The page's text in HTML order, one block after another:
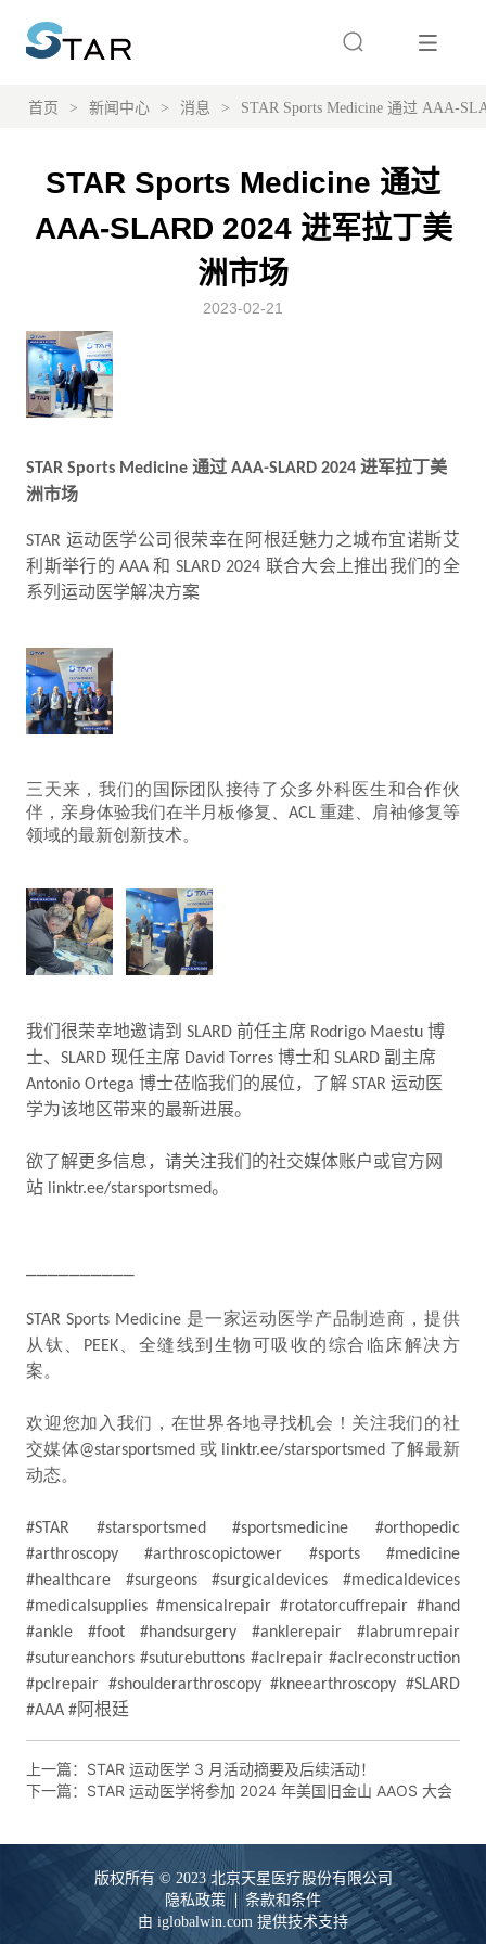
首页 > 新闻中心 > 消息 > STAR Sports Medicine 通过 AAA-
STAR Sports Medicine 通过
AAA-SLARD 2024 进军拉丁美
洲市场
2023-02-21
上一篇： STAR 运动医学 3 月活动摘要及后续活动！
下一篇： STAR 运动医学将参加 2024 年美国旧金山 AAOS 大会
版权所有 © 2023 北京天星医疗股份有限公司
隐私政策
条款和条件
由 iglobalwin.com 提供技术支持